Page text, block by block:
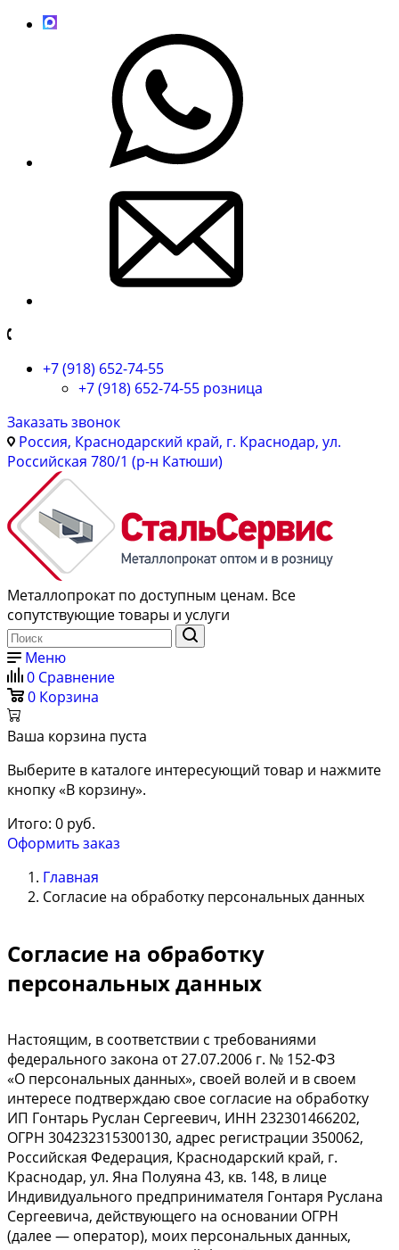
+7 (918) 652-74-55
+7 (918) 652-74-55 розница
Заказать звонок
Россия, Краснодарский край, г. Краснодар, ул.
Российская 780/1 (р-н Катюши)
Металлопрокат по доступным ценам. Все
сопутствующие товары и услуги
Меню
0 Сравнение
0 Корзина
Ваша корзина пуста
Выберите в каталоге интересующий товар и нажмите
кнопку «В корзину».
Итого: 0 руб.
Оформить заказ
Главная
Согласие на обработку персональных данных
Согласие на обработку
персональных данных
Настоящим, в соответствии с требованиями
федерального закона от 27.07.2006 г. № 152-ФЗ
«О персональных данных», своей волей и в своем
интересе подтверждаю свое согласие на обработку
ИП Гонтарь Руслан Сергеевич, ИНН 232301466202,
ОГРН 304232315300130, адрес регистрации 350062,
Российская Федерация, Краснодарский край, г.
Краснодар, ул. Яна Полуяна 43, кв. 148, в лице
Индивидуального предпринимателя Гонтаря Руслана
Сергеевича, действующего на основании ОГРН
(далее — оператор), моих персональных данных,